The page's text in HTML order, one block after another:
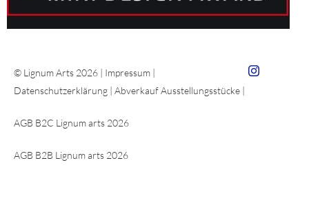
© Lignum Arts 2026 | Impressum |
Datenschutzerklärung | Abverkauf Ausstellungsstücke |
AGB B2C Lignum arts 2026
AGB B2B Lignum arts 2026
Zum Insta